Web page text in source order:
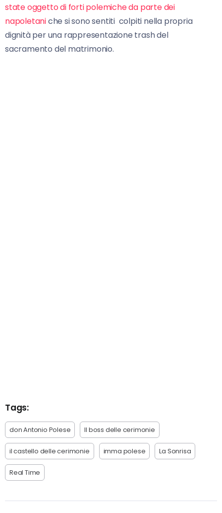
state oggetto di forti polemiche da parte dei
napoletaniche si sono sentiti colpiti nella propria
dignità per una rappresentazione trash del
sacramento del matrimonio.
Tags:
don Antonio Polese Il boss delle cerimonie
il castello delle cerimonie imma polese La Sonrisa
Real Time